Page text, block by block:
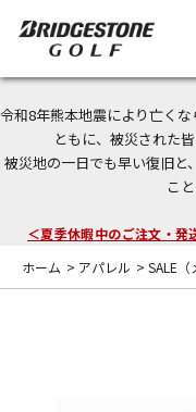
令和8年熊本地震により亡く
ともに、被災された
被災地の一日でも早い復旧と
こ
今なら新規会員登録で
＜商品配送に関するお知ら
ホーム > アパレル > SALE（